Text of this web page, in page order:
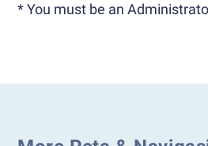
* You must be an